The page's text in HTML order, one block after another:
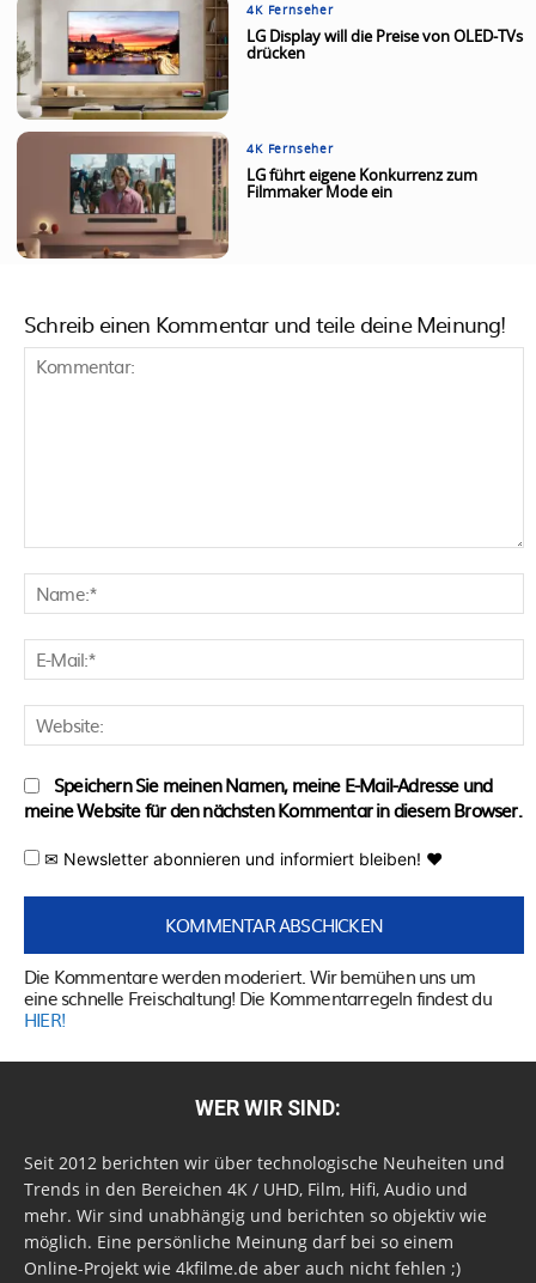
4K Fernseher
LG Display will die Preise von OLED-TVs
drücken
4K Fernseher
LG führt eigene Konkurrenz zum
Filmmaker Mode ein
Schreib einen Kommentar und teile deine Meinung!
Speichern Sie meinen Namen, meine E-Mail-Adresse und
meine Website für den nächsten Kommentar in diesem Browser.
✉ Newsletter abonnieren und informiert bleiben! ♥
Die Kommentare werden moderiert. Wir bemühen uns um
eine schnelle Freischaltung! Die Kommentarregeln findest du
HIER!
WER WIR SIND:
Seit 2012 berichten wir über technologische Neuheiten und
Trends in den Bereichen 4K / UHD, Film, Hifi, Audio und
mehr. Wir sind unabhängig und berichten so objektiv wie
möglich. Eine persönliche Meinung darf bei so einem
Online-Projekt wie 4kfilme.de aber auch nicht fehlen ;)